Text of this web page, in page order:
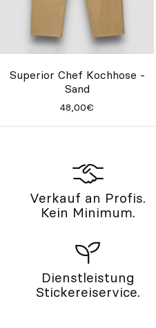
Superior Chef Kochhose -
Sand
48,00€
Verkauf an Profis.
Kein Minimum.
Dienstleistung
Stickereiservice.